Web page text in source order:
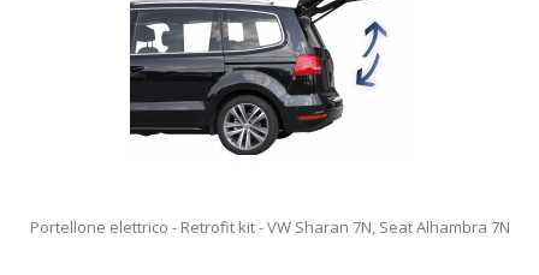
Portellone elettrico - Retrofit kit - VW Sharan 7N, Seat Alhambra 7N